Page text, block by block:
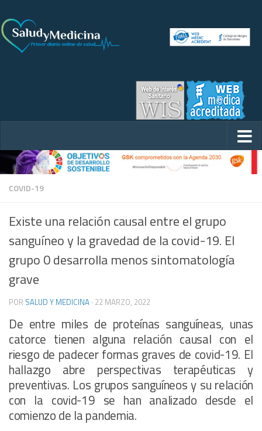
COVID-19
Existe una relación causal entre el grupo
sanguíneo y la gravedad de la covid-19. El
grupo 0 desarrolla menos sintomatología
grave
POR SALUD Y MEDICINA · 22 MARZO, 2022
De entre miles de proteínas sanguíneas, unas
catorce tienen alguna relación causal con el
riesgo de padecer formas graves de covid-19. El
hallazgo abre perspectivas terapéuticas y
preventivas. Los grupos sanguíneos y su relación
con la covid-19 se han analizado desde el
comienzo de la pandemia.